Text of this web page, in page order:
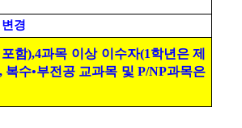
변경
함),4과목 이상 이수자(1학년은 제
복수•부전공 교과목 및P/NP과목은